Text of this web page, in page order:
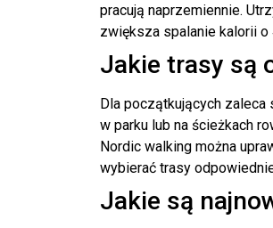
pracują naprzemiennie.
zwiększa spalanie kalorii o
Jakie trasy są
Dla początkujących zaleca
w parku lub na ścieżkach
Nordic walking można
wybierać trasy
Jakie są